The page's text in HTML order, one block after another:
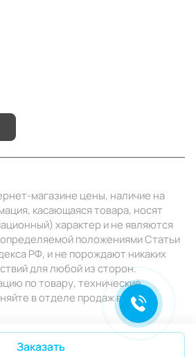
Заказать
магазине цены, наличие на
касающаяся товара, носят
характер и не являются
положениями Статьи
РФ, и не порождают никаких
для любой из сторон.
по товару, технические
в отделе продаж в день